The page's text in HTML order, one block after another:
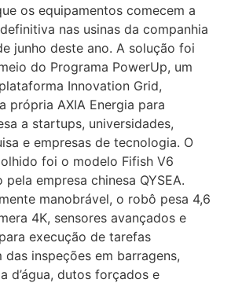
os equipamentos comecem a
nas usinas da companhia
junho deste ano. A solução foi
do Programa PowerUp, um
Innovation Grid,
própria AXIA Energia para
a startups, universidades,
e empresas de tecnologia. O
foi o modelo Fifish V6
empresa chinesa QYSEA.
manobrável, o robô pesa 4,6
4K, sensores avançados e
execução de tarefas
das inspeções em barragens,
d’água, dutos forçados e